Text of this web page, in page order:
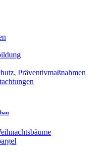
Präventivmaßnahmen